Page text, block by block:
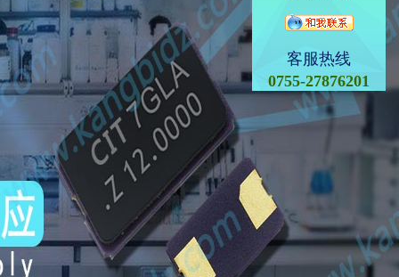
客服热线
0755-27876201